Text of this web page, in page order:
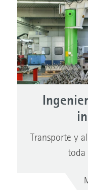
Transporte y
toda